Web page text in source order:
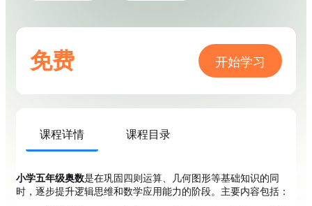
免费 开始学习
课程详情 课程目录
小学五年级奥数是在巩固四则运算、几何图形等基础知识的同
时，逐步提升逻辑思维和数学应用能力的阶段。主要内容包括：